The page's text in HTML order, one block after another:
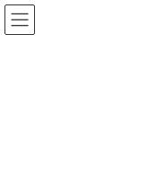
コ
ン
ナ
ビ